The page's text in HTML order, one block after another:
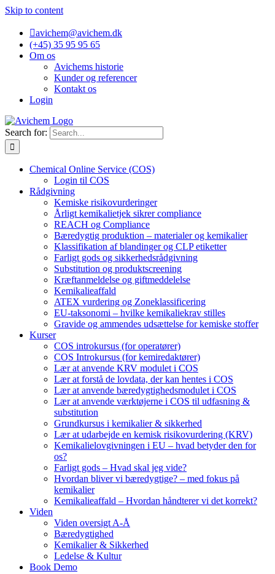
Skip to content
avichem@avichem.dk
(+45) 35 95 95 65
Om os
Avichems historie
Kunder og referencer
Kontakt os
Login
Search for:
Chemical Online Service (COS)
Login til COS
Rådgivning
Kemiske risikovurderinger
Årligt kemikalietjek sikrer compliance
REACH og Compliance
Bæredygtig produktion – materialer og kemikalier
Klassifikation af blandinger og CLP etiketter
Farligt gods og sikkerhedsrådgivning
Substitution og produktscreening
Kræftanmeldelse og giftmeddelelse
Kemikalieaffald
ATEX vurdering og Zoneklassificering
EU-taksonomi – hvilke kemikaliekrav stilles
Gravide og ammendes udsættelse for kemiske stoffer
Kurser
COS introkursus (for operatører)
COS Introkursus (for kemiredaktører)
Lær at anvende KRV modulet i COS
Lær at forstå de lovdata, der kan hentes i COS
Lær at anvende bæredygtighedsmodulet i COS
Lær at anvende værktøjerne i COS til udfasning &
substitution
Grundkursus i kemikalier & sikkerhed
Lær at udarbejde en kemisk risikovurdering (KRV)
Kemikalielovgivningen i EU – hvad betyder den for
os?
Farligt gods – Hvad skal jeg vide?
Hvordan bliver vi bæredygtige? – med fokus på
kemikalier
Kemikalieaffald – Hvordan håndterer vi det korrekt?
Viden
Viden oversigt A-Å
Bæredygtighed
Kemikalier & Sikkerhed
Ledelse & Kultur
Book Demo